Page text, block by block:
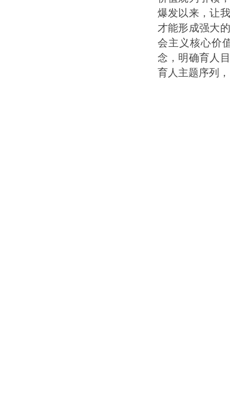
爆发以来，让
才能形成强大
会主义核心价
念，明确育人
育人主题序列